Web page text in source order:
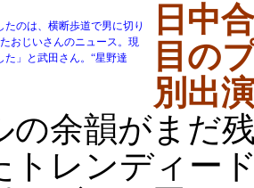
たのは、横断歩道で男に切り
おじいさんのニュース。現
」と武田さん。“星野達
日中
目の
別出演
余韻がまだ
トレンディー